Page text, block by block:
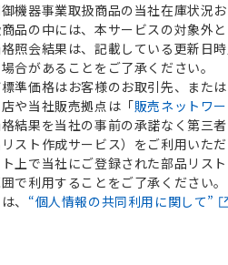
機器事業取扱商品の当社在庫状況
品の中には、本サービスの対象外
照会結果は、記載している更新日
合があることをご了承ください。
準価格はお客様のお取引先、また
や当社販売拠点は「販売ネットワ
結果を当社の事前の承諾なく第三
スト作成サービス）をご利用いた
上で当社にご登録された部品リス
で利用することをご了承ください。
、“個人情報の共同利用に関して”